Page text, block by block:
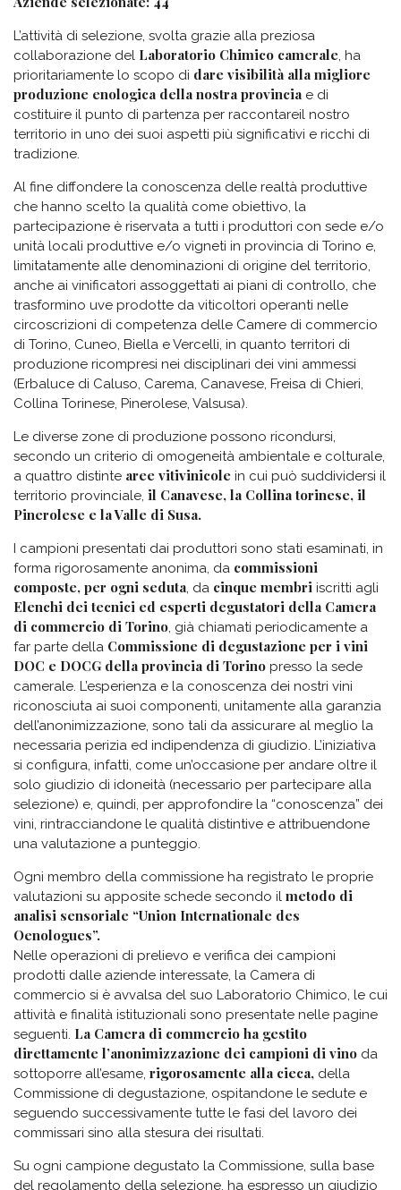
L’attività di selezione, svolta grazie alla preziosa
collaborazione del Laboratorio Chimico camerale, ha
prioritariamente lo scopo di dare visibilità alla migliore
produzione enologica della nostra provincia e di
costituire il punto di partenza per raccontareil nostro
territorio in uno dei suoi aspetti più significativi e ricchi di
tradizione.
Al fine diffondere la conoscenza delle realtà produttive
che hanno scelto la qualità come obiettivo, la
partecipazione è riservata a tutti i produttori con sede e/o
unità locali produttive e/o vigneti in provincia di Torino e,
limitatamente alle denominazioni di origine del territorio,
anche ai vinificatori assoggettati ai piani di controllo, che
trasformino uve prodotte da viticoltori operanti nelle
circoscrizioni di competenza delle Camere di commercio
di Torino, Cuneo, Biella e Vercelli, in quanto territori di
produzione ricompresi nei disciplinari dei vini ammessi
(Erbaluce di Caluso, Carema, Canavese, Freisa di Chieri,
Collina Torinese, Pinerolese, Valsusa).
Le diverse zone di produzione possono ricondursi,
secondo un criterio di omogeneità ambientale e colturale,
a quattro distinte aree vitivinicole in cui può suddividersi il
territorio provinciale, il Canavese, la Collina torinese, il
Pinerolese e la Valle di Susa.
I campioni presentati dai produttori sono stati esaminati, in
forma rigorosamente anonima, da commissioni
composte, per ogni seduta, da cinque membri iscritti agli
Elenchi dei tecnici ed esperti degustatori della Camera
di commercio di Torino, già chiamati periodicamente a
far parte della Commissione di degustazione per i vini
DOC e DOCG della provincia di Torino presso la sede
camerale. L’esperienza e la conoscenza dei nostri vini
riconosciuta ai suoi componenti, unitamente alla garanzia
dell’anonimizzazione, sono tali da assicurare al meglio la
necessaria perizia ed indipendenza di giudizio. L’iniziativa
si configura, infatti, come un’occasione per andare oltre il
solo giudizio di idoneità (necessario per partecipare alla
selezione) e, quindi, per approfondire la “conoscenza” dei
vini, rintracciandone le qualità distintive e attribuendone
una valutazione a punteggio.
Ogni membro della commissione ha registrato le proprie
valutazioni su apposite schede secondo il metodo di
analisi sensoriale “Union Internationale des
Oenologues”.
Nelle operazioni di prelievo e verifica dei campioni
prodotti dalle aziende interessate, la Camera di
commercio si è avvalsa del suo Laboratorio Chimico, le cui
attività e finalità istituzionali sono presentate nelle pagine
seguenti. La Camera di commercio ha gestito
direttamente l’anonimizzazione dei campioni di vino da
sottoporre all’esame, rigorosamente alla cieca, della
Commissione di degustazione, ospitandone le sedute e
seguendo successivamente tutte le fasi del lavoro dei
commissari sino alla stesura dei risultati.
Su ogni campione degustato la Commissione, sulla base
del regolamento della selezione, ha espresso un giudizio